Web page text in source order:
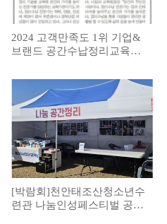
2024 고객만족도 1위 기업&
브랜드 공간수납정리교육원
[박람회]천안태조산청소년수
련관 나눔인성페스티벌 공간